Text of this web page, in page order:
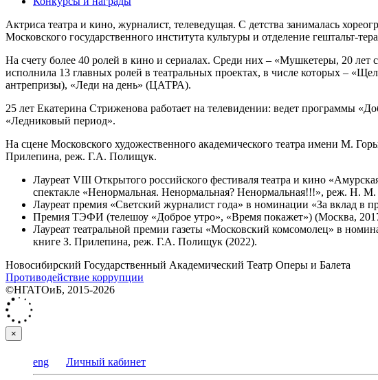
Актриса театра и кино, журналист, телеведущая. С детства занималась
Московского государственного института культуры и отделение гештальт-
На счету более 40 ролей в кино и сериалах. Среди них – «Мушкетеры, 20
исполнила 13 главных ролей в театральных проектах, в числе которых –
антрепризы), «Леди на день» (ЦАТРА).
25 лет Екатерина Стриженова работает на телевидении: ведет программы
«Ледниковый период».
На сцене Московского художественного академического театра имени М.
Прилепина, реж. Г.А. Полищук.
Лауреат VIII Открытого российского фестиваля театра и кино
спектакле «Ненормальная. Ненормальная? Ненормальная!!!», реж. Н.
Лауреат премия «Светский журналист года» в номинации «За вклад в
Премия ТЭФИ (телешоу «Доброе утро», «Время покажет») (Москва,
Лауреат театральной премии газеты «Московский комсомолец» в
книге З. Прилепина, реж. Г.А. Полищук (2022).
Новосибирский Государственный Академический Театр Оперы и Балета
Противодействие коррупции
©НГАТОиБ, 2015-2026
×
eng Личный кабинет